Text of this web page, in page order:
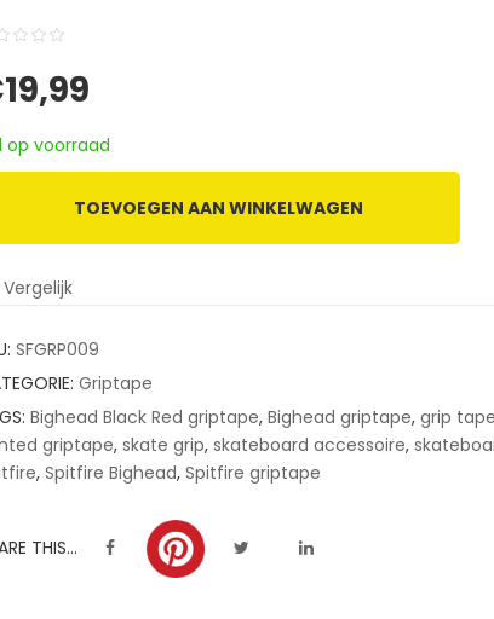
19,99
op voorraad
TOEVOEGEN AAN WINKELWAGEN
Vergelijk
SFGRP009
Griptape
Bighead Black Red griptape, Bighead griptape, grip
griptape, skate grip, skateboard accessoire,
, Spitfire Bighead, Spitfire griptape
THIS...